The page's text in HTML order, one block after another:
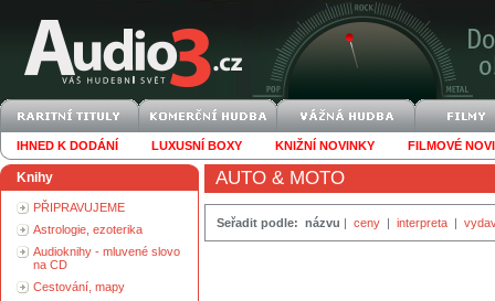
IHNED K DODÁNÍ LUXUSNÍ BOXY KNIŽNÍ NOVINKY FILMOVÉ
Knihy
PŘIPRAVUJEME
Astrologie, ezoterika
Audioknihy - mluvené slovo
na CD
Cestování, mapy
AUTO & MOTO
Seřadit podle: názvu | ceny | interpreta |